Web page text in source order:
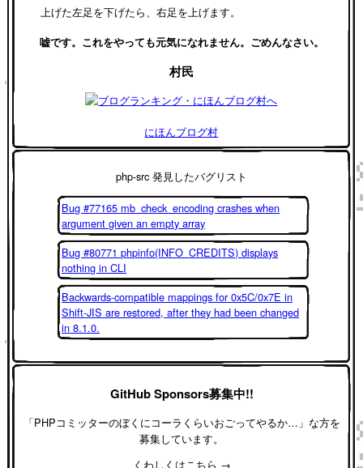
上げた左足を下げたら、右足を上げます。
嘘です。これをやっても元気になれません。ごめんなさい。
村民
にほんブログ村
php-src 発見したバグリスト
Bug #77165 mb_check_encoding crashes when
argument given an empty array
Bug #80771 phpinfo(INFO_CREDITS) displays
nothing in CLI
Backwards-compatible mappings for 0x5C/0x7E in
Shift-JIS are restored, after they had been changed
in 8.1.0.
GitHub Sponsors募集中!!
「PHPコミッターのぼくにコーラくらいおごってやるか…」な方を
募集しています。
くわしくはこちら →